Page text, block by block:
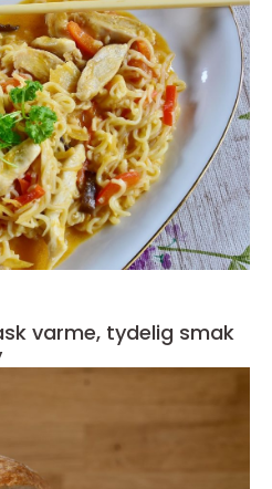
varme, tydelig smak